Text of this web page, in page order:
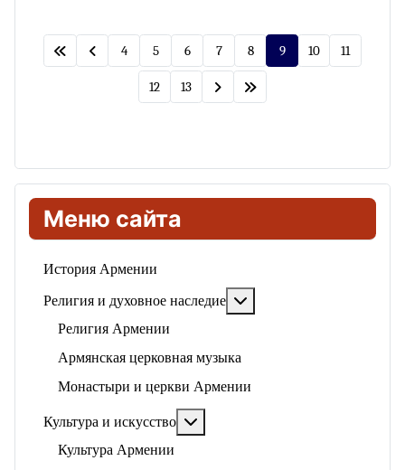
Меню сайта
История Армении
Религия и духовное наследие
Религия Армении
Армянская церковная музыка
Монастыри и церкви Армении
Культура и искусство
Культура Армении
4 5 6 7 8 9 10 11
12 13